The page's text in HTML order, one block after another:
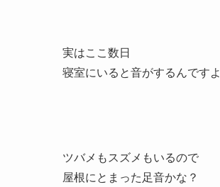
実はここ数日
寝室にいると音がするんですよ
ツバメもスズメもいるので
屋根にとまった足音かな？